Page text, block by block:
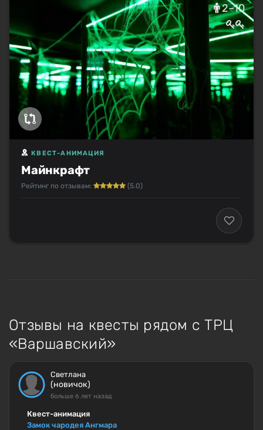
2–10
Майнкрафт
КВЕСТ-АНИМАЦИЯ
Рейтинг по отзывам: (5.0)
Отзывы на квесты рядом с ТРЦ
«Варшавский»
Светлана
(новичок)
больше 6 лет назад
Квест-анимация
Замок чародея Ангмара